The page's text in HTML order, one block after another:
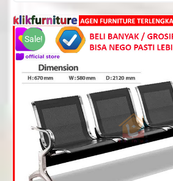
was:
Rp1,131,000.
is:
Rp919,000.
Sale!